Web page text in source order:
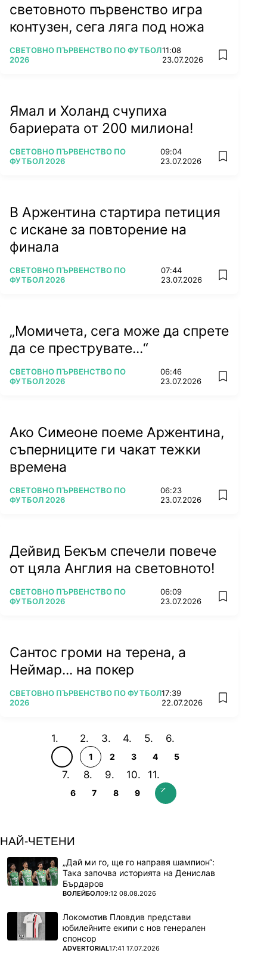
световното първенство игра
контузен, сега ляга под ножа
ПОВЕЧЕ ОТ
СВЕТОВНО ПЪРВЕНСТВО ПО ФУТБОЛ
2026
11:08
23.07.2026
add
Ямал и Холанд счупиха
бариерата от 200 милиона!
ПОВЕЧЕ ОТ
СВЕТОВНО ПЪРВЕНСТВО ПО
ФУТБОЛ 2026
09:04
23.07.2026
add
В Аржентина стартира петиция
с искане за повторение на
финала
ПОВЕЧЕ ОТ
СВЕТОВНО ПЪРВЕНСТВО ПО
ФУТБОЛ 2026
07:44
23.07.2026
add
„Момичета, сега може да спрете
да се преструвате...“
ПОВЕЧЕ ОТ
СВЕТОВНО ПЪРВЕНСТВО ПО
ФУТБОЛ 2026
06:46
23.07.2026
add
Ако Симеоне поеме Аржентина,
съперниците ги чакат тежки
времена
ПОВЕЧЕ ОТ
СВЕТОВНО ПЪРВЕНСТВО ПО
ФУТБОЛ 2026
06:23
23.07.2026
add
Дейвид Бекъм спечели повече
от цяла Англия на световното!
ПОВЕЧЕ ОТ
СВЕТОВНО ПЪРВЕНСТВО ПО
ФУТБОЛ 2026
06:09
23.07.2026
add
Сантос громи на терена, а
Неймар... на покер
ПОВЕЧЕ ОТ
СВЕТОВНО ПЪРВЕНСТВО ПО ФУТБОЛ
2026
17:39
22.07.2026
add
1 2 3 4 5
6 7 8 9
НАЙ-ЧЕТЕНИ
„Дай ми го, ще го направя шампион“:
Така започва историята на Денислав
Бърдаров
ПОВЕЧЕ ОТ
ВОЛЕЙБОЛ09:12 08.08.2026
Локомотив Пловдив представи
юбилейните екипи с нов генерален
спонсор
ПОВЕЧЕ ОТ
ADVERTORIAL17:41 17.07.2026